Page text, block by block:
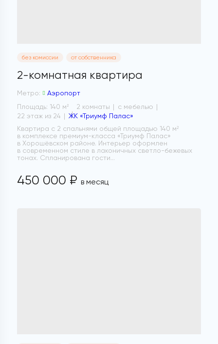
без комиссии от собственника
2-комнатная квартира
Метро:
Аэропорт
Площадь: 140 м 2 2 комнаты
с мебелью
22 этаж из 24
ЖК «Триумф Палас»
Квартира с 2 спальнями общей площадью 140 м²
в комплексе премиум-класса «Триумф Палас»
в Хорошёвском районе. Интерьер оформлен
в современном стиле в лаконичных светло-бежевых
тонах. Спланирована гости...
450 000 ₽ в месяц